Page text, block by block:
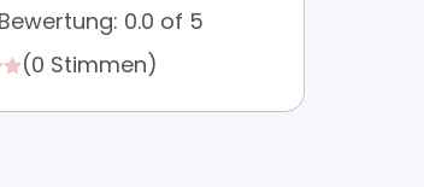
Bewertung: 0.0 of 5
(0 Stimmen)